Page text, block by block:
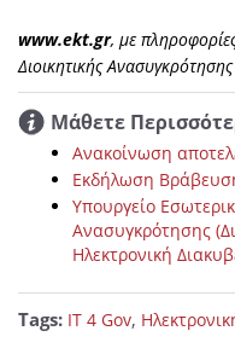
www.ekt.gr, με
Διοικητικής Ανασυγκρότησης
Μάθετε
Ανακοίνωση
Εκδήλωση
Υπουργείο
Ανασυγκρότησης
Ηλεκτρονική
Tags: IT 4 Gov,